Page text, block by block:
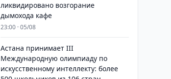
ликвидировано возгорание
дымохода кафе
23:00 · 05/08
Астана принимает III
Международную олимпиаду по
искусственному интеллекту: более